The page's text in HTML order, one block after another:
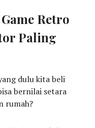
Retro
Paling
dulu kita beli
bernilai setara
rumah?